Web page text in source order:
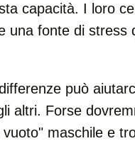
capacità. I loro
una fonte di stress
può
altri. Forse
maschile e